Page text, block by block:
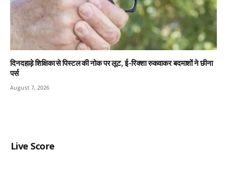
दिनदहाड़े शिक्षिका से पिस्टल की नोक पर लूट, ई-रिक्शा रुकवाकर बदमाशों ने छीना
पर्स
August 7, 2026
Live Score